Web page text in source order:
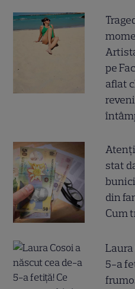
pe
aflat
stat
din
Cum
Laura
5-a